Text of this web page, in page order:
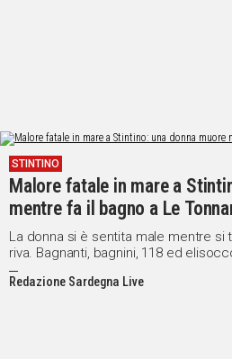
STINTINO
Malore fatale in mare a
mentre fa il bagno a Le
La donna si è sentita male mentre si
riva. Bagnanti, bagnini, 118 ed
salvarle la vita, ma ogni soccorso si è
Redazione Sardegna Live